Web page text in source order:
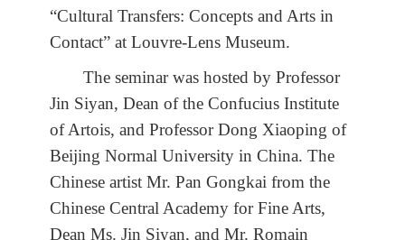
“Cultural Transfers: Concepts and Arts in
Contact” at Louvre-Lens Museum.
The seminar was hosted by Professor
Jin Siyan, Dean of the Confucius Institute
of Artois, and Professor Dong Xiaoping of
Beijing Normal University in China. The
Chinese artist Mr. Pan Gongkai from the
Chinese Central Academy for Fine Arts,
Dean Ms. Jin Siyan, and Mr. Romain